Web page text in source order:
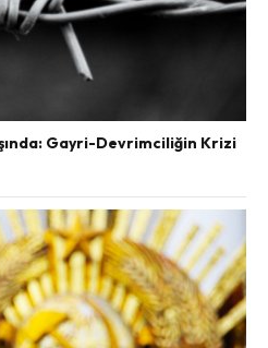
Gayri-Devrimciliğin Krizi